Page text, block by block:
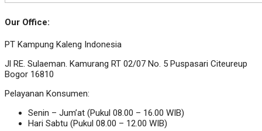
Our Office:
PT Kampung Kaleng Indonesia
Jl RE. Sulaeman. Kamurang RT 02/07 No. 5 Puspasari Citeureup
Bogor 16810
Pelayanan Konsumen:
Senin – Jum’at (Pukul 08.00 – 16.00 WIB)
Hari Sabtu (Pukul 08.00 – 12.00 WIB)